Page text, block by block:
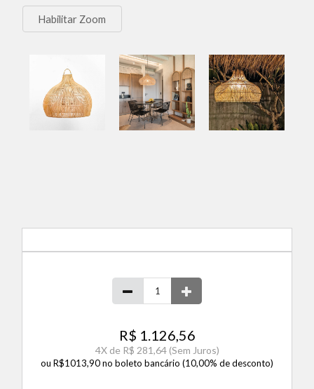
Habilitar Zoom
R$ 1.126,56
4X de R$ 281,64 (Sem Juros)
ou R$1013,90 no boleto bancário (10,00% de desconto)